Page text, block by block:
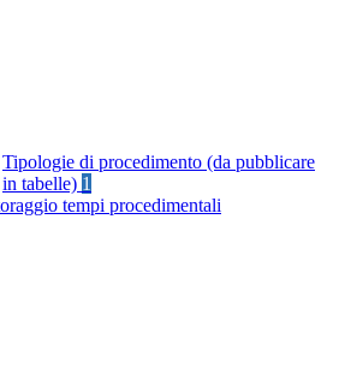
Tipologie di procedimento (da pubblicare
in tabelle) 1
tempi procedimentali